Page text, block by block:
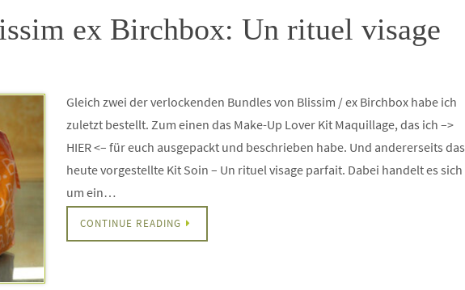
ex Birchbox: Un rituel visage
Gleich zwei der verlockenden Bundles von Blissim / ex Birchbox habe ich
zuletzt bestellt. Zum einen das Make-Up Lover Kit Maquillage, das ich –>
HIER <– für euch ausgepackt und beschrieben habe. Und andererseits das
heute vorgestellte Kit Soin – Un rituel visage parfait. Dabei handelt es sich
um ein…
CONTINUE READING